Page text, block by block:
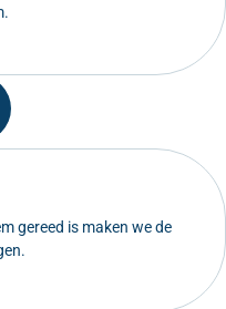
gereed is maken we de